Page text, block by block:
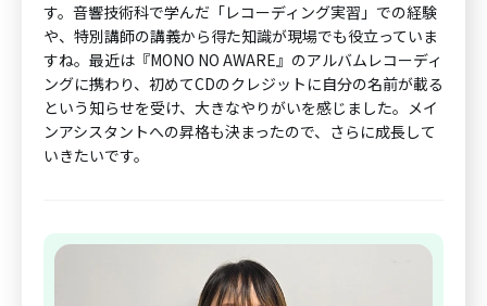
す。音響技術科で学んだ「レコーディング実習」での経験
や、特別講師の講義から得た知識が現場でも役立っていま
すね。最近は『MONO NO AWARE』のアルバムレコーディ
ングに携わり、初めてCDのクレジットに自分の名前が載る
という知らせを受け、大きなやりがいを感じました。メイ
ンアシスタントへの昇格も決まったので、さらに成長して
いきたいです。